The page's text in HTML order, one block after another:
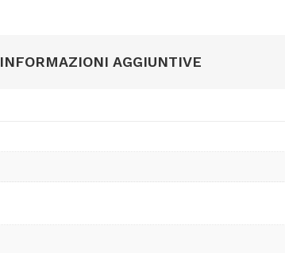
INFORMAZIONI AGGIUNTIVE